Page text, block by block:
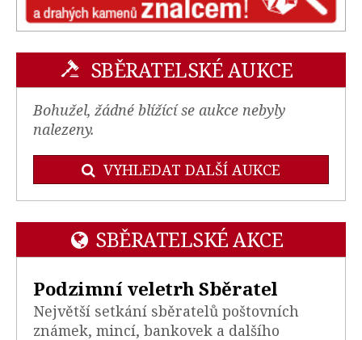
SBĚRATELSKÉ AUKCE
Bohužel, žádné blížící se aukce nebyly
nalezeny.
VYHLEDAT DALŠÍ AUKCE
SBĚRATELSKÉ AKCE
Podzimní veletrh Sběratel
Největší setkání sběratelů poštovních
známek, mincí, bankovek a dalšího